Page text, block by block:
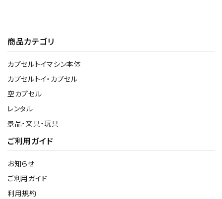
商品カテゴリ
カプセルトイマシン本体
カプセルトイ・カプセル
空カプセル
レンタル
景品・文具・玩具
ご利用ガイド
お知らせ
ご利用ガイド
利用規約